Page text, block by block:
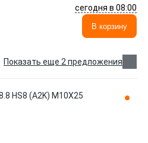
сегодня в 08:00
В корзину
Показать еще 2 предложения
HS8 (A2K) M10X25